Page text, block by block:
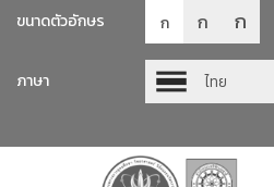
ขนาดตัวอักษร ก ก ก
ภาษา
ไทย